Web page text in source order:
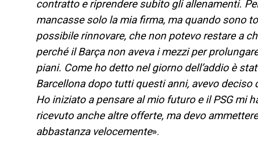
contratto e riprendere subito gli allenamenti.
mancasse solo la mia firma, ma quando sono
possibile rinnovare, che non potevo restare a
perché il Barça non aveva i mezzi per
piani. Come ho detto nel giorno dell’addio è
Barcellona dopo tutti questi anni, avevo deciso
Ho iniziato a pensare al mio futuro e il PSG mi
ricevuto anche altre offerte, ma devo
abbastanza velocemente».